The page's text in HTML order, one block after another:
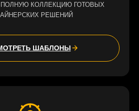
ПОЛНУЮ КОЛЛЕКЦИЮ ГОТОВЫХ
РЕШЕНИЙ
ШАБЛОНЫ